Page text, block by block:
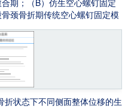
期；（B）仿生空心螺钉固定
颈骨折期传统空心螺钉固定模
仿生空心螺钉固定模拟。
）骨折期应变测量区域（Part-
状态下不同侧面整体位移的生